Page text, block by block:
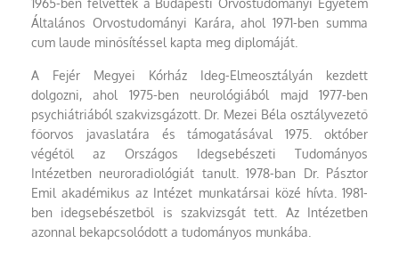
1965-ben felvették a Budapesti Orvostudományi Egyetem
Általános Orvostudományi Karára, ahol 1971-ben summa
cum laude minősítéssel kapta meg diplomáját.
A Fejér Megyei Kórház Ideg-Elmeosztályán kezdett
dolgozni, ahol 1975-ben neurológiából majd 1977-ben
psychiátriából szakvizsgázott. Dr. Mezei Béla osztályvezető
főorvos javaslatára és támogatásával 1975. október
végétől az Országos Idegsebészeti Tudományos
Intézetben neuroradiológiát tanult. 1978-ban Dr. Pásztor
Emil akadémikus az Intézet munkatársai közé hívta. 1981-
ben idegsebészetből is szakvizsgát tett. Az Intézetben
azonnal bekapcsolódott a tudományos munkába.